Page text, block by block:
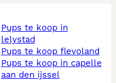
pups te koop in
lelystad
pups te koop flevoland
pups te koop in capelle
aan den ijssel